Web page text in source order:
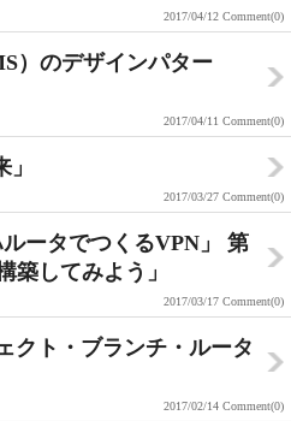
2017/04/12 Comment(0)
）のデザインパター
2017/04/11 Comment(0)
2017/03/27 Comment(0)
ータでつくるVPN」 第
築してみよう」
2017/03/17 Comment(0)
クト・ブランチ・ルータ
2017/02/14 Comment(0)